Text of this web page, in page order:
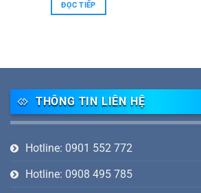
ĐỌC TIẾP
THÔNG TIN LIÊN HỆ
Hotline: 0901 552 772
Hotline: 0908 495 785